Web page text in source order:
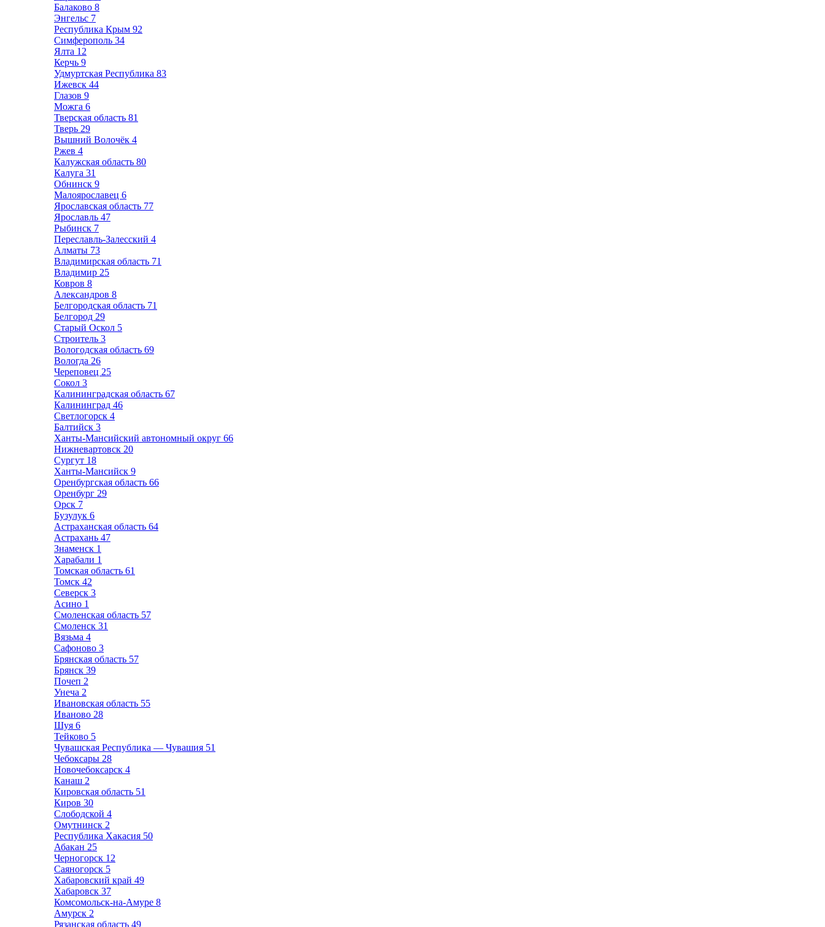
Балаково 8
Энгельс 7
Республика Крым 92
Симферополь 34
Ялта 12
Керчь 9
Удмуртская Республика 83
Ижевск 44
Глазов 9
Можга 6
Тверская область 81
Тверь 29
Вышний Волочёк 4
Ржев 4
Калужская область 80
Калуга 31
Обнинск 9
Малоярославец 6
Ярославская область 77
Ярославль 47
Рыбинск 7
Переславль-Залесский 4
Алматы 73
Владимирская область 71
Владимир 25
Ковров 8
Александров 8
Белгородская область 71
Белгород 29
Старый Оскол 5
Строитель 3
Вологодская область 69
Вологда 26
Череповец 25
Сокол 3
Калининградская область 67
Калининград 46
Светлогорск 4
Балтийск 3
Ханты-Мансийский автономный округ 66
Нижневартовск 20
Сургут 18
Ханты-Мансийск 9
Оренбургская область 66
Оренбург 29
Орск 7
Бузулук 6
Астраханская область 64
Астрахань 47
Знаменск 1
Харабали 1
Томская область 61
Томск 42
Северск 3
Асино 1
Смоленская область 57
Смоленск 31
Вязьма 4
Сафоново 3
Брянская область 57
Брянск 39
Почеп 2
Унеча 2
Ивановская область 55
Иваново 28
Шуя 6
Тейково 5
Чувашская Республика — Чувашия 51
Чебоксары 28
Новочебоксарск 4
Канаш 2
Кировская область 51
Киров 30
Слободской 4
Омутнинск 2
Республика Хакасия 50
Абакан 25
Черногорск 12
Саяногорск 5
Хабаровский край 49
Хабаровск 37
Комсомольск-на-Амуре 8
Амурск 2
Рязанская область 49